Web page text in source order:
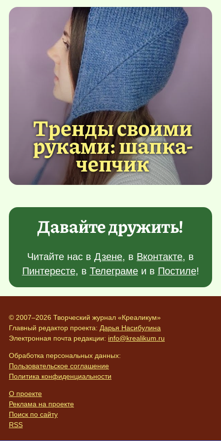
Тренды своими
руками: шапка-
чепчик
Давайте дружить!
Читайте нас в Дзене, в Вконтакте, в
Пинтересте, в Телеграмеи в Постиле!
© 2007–2026 Творческий журнал «Креаликум»
Главный редактор проекта: Дарья Насибулина
Электронная почта редакции: info@krealikum.ru
Обработка персональных данных:
Пользовательское соглашение
Политика конфиденциальности
О проекте
Реклама на проекте
Поиск по сайту
RSS